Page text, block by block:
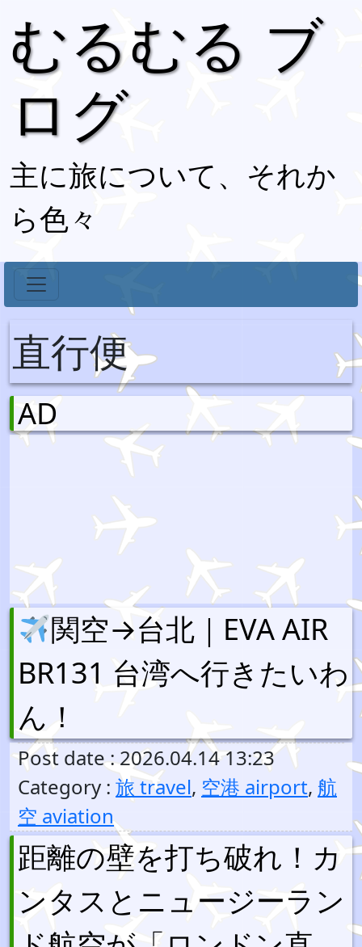
むるむる ブ
ログ
主に旅について、それか
ら色々
直行便
AD
関空→台北｜EVA AIR
BR131 台湾へ行きたいわ
ん！
Post date : 2026.04.14 13:23
Category : 旅 travel, 空港 airport, 航
空 aviation
距離の壁を打ち破れ！カ
ンタスとニュージーラン